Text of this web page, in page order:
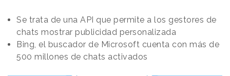
Se trata de una API que permite a los gestores de
chats mostrar publicidad personalizada
Bing, el buscador de Microsoft cuenta con más de
500 millones de chats activados